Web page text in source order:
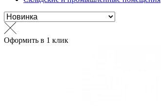
Оформить в 1 клик